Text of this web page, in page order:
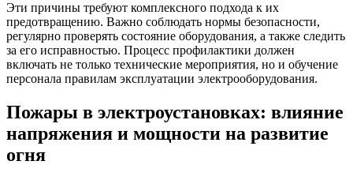
Эти причины требуют комплексного подхода к их
предотвращению. Важно соблюдать нормы безопасности,
регулярно проверять состояние оборудования, а также следить
за его исправностью. Процесс профилактики должен
включать не только технические мероприятия, но и обучение
персонала правилам эксплуатации электрооборудования.
Пожары в электроустановках: влияние
напряжения и мощности на развитие
огня